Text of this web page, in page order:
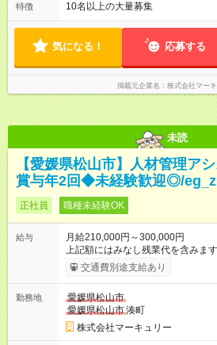
特徴 10名以上の大量募集
気になる！ 応募する
掲載元企業名 株式会社マー
未読
【愛媛県松山市】人材管理ア
賞与年2回◆未経験歓迎◎/
正社員 職種未経験OK
給与
月給210,000円～300,000円
上記額にはみなし残業代を含みま
ます。 みなし残業代 14,616円／
※能力やスキルを考慮の上、当社規程
に1回の「年次昇給」があり、仕事
す。特に頑張っている人は、上長
となることも。努力や成長が収入につ
期間】試用期間あり 試用期間の長
交通費別途支給あり
勤務地
愛媛県松山市
愛媛県松山市湊町
株式会社マーキュリー